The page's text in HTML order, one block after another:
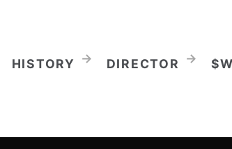
HISTORY DIRECTOR